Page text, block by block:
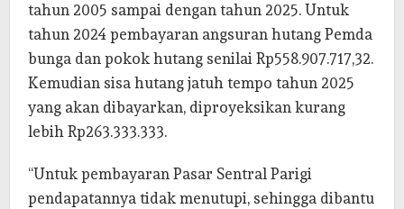
tahun 2005 sampai dengan tahun 2025. Untuk
tahun 2024 pembayaran angsuran hutang Pemda
bunga dan pokok hutang senilai Rp558.907.717,32.
Kemudian sisa hutang jatuh tempo tahun 2025
yang akan dibayarkan, diproyeksikan kurang
lebih Rp263.333.333.
“Untuk pembayaran Pasar Sentral Parigi
pendapatannya tidak menutupi, sehingga dibantu